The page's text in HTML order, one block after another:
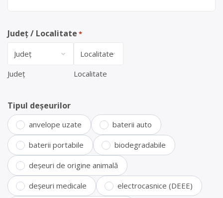
Județ / Localitate *
Județ Localitate
Tipul deșeurilor
anvelope uzate baterii auto
baterii portabile biodegradabile
deșeuri de origine animală
deșeuri medicale electrocasnice (DEEE)